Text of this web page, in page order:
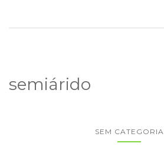
semiárido
SEM CATEGORIA